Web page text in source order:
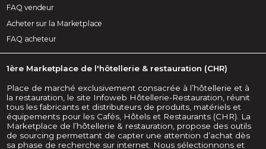
FAQ vendeur
Acheter sur la Marketplace
FAQ acheteur
1ère Marketplace de l'hôtellerie & restauration (CHR)
Place de marché exclusivement consacrée à l’hôtellerie et à
la restauration, le site Infoweb Hôtellerie-Restauration, réunit
tous les fabricants et distributeurs de produits, matériels et
équipements pour les Cafés, Hôtels et Restaurants (CHR). La
Marketplace de l’hôtellerie & restauration, propose des outils
de sourcing permettant de capter une attention d’achat dès
sa phase de recherche sur internet. Nous sélectionnons et